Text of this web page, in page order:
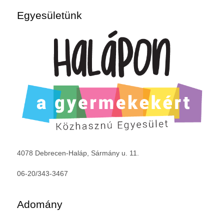
Egyesületünk
4078 Debrecen-Haláp, Sármány u. 11.
06-20/343-3467
Adomány